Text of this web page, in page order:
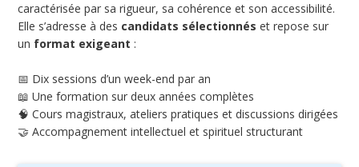
caractérisée par sa rigueur, sa cohérence et son accessibilité.
Elle s’adresse à des candidats sélectionnés et repose sur
un format exigeant :
📅 Dix sessions d’un week-end par an
📖 Une formation sur deux années complètes
🧠 Cours magistraux, ateliers pratiques et discussions dirigées
🤝 Accompagnement intellectuel et spirituel structurant